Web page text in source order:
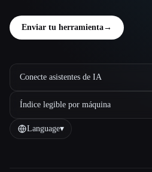
Enviar tu herramienta→
Conecte asistentes de IA
Índice legible por máquina
Language▾